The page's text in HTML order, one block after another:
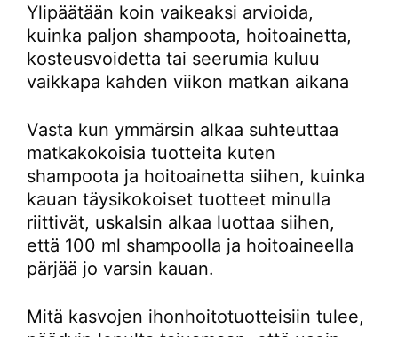
Ylipäätään koin vaikeaksi arvioida,
kuinka paljon shampoota, hoitoainetta,
kosteusvoidetta tai seerumia kuluu
vaikkapa kahden viikon matkan aikana
Vasta kun ymmärsin alkaa suhteuttaa
matkakokoisia tuotteita kuten
shampoota ja hoitoainetta siihen, kuinka
kauan täysikokoiset tuotteet minulla
riittivät, uskalsin alkaa luottaa siihen,
että 100 ml shampoolla ja hoitoaineella
pärjää jo varsin kauan.
Mitä kasvojen ihonhoitotuotteisiin tulee,